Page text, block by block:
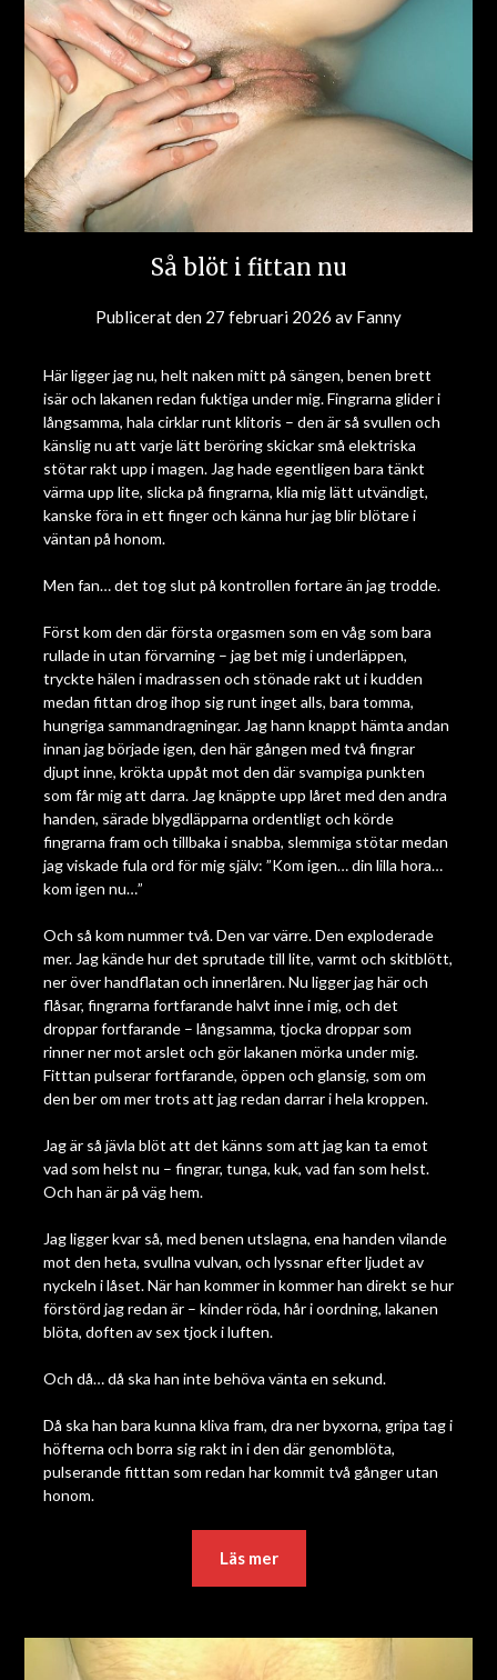
Så blöt i fittan nu
Publicerat den 27 februari 2026 av Fanny
Här ligger jag nu, helt naken mitt på sängen, benen brett
isär och lakanen redan fuktiga under mig. Fingrarna glider i
långsamma, hala cirklar runt klitoris – den är så svullen och
känslig nu att varje lätt beröring skickar små elektriska
stötar rakt upp i magen. Jag hade egentligen bara tänkt
värma upp lite, slicka på fingrarna, klia mig lätt utvändigt,
kanske föra in ett finger och känna hur jag blir blötare i
väntan på honom.
Men fan… det tog slut på kontrollen fortare än jag trodde.
Först kom den där första orgasmen som en våg som bara
rullade in utan förvarning – jag bet mig i underläppen,
tryckte hälen i madrassen och stönade rakt ut i kudden
medan fittan drog ihop sig runt inget alls, bara tomma,
hungriga sammandragningar. Jag hann knappt hämta andan
innan jag började igen, den här gången med två fingrar
djupt inne, krökta uppåt mot den där svampiga punkten
som får mig att darra. Jag knäppte upp låret med den andra
handen, särade blygdläpparna ordentligt och körde
fingrarna fram och tillbaka i snabba, slemmiga stötar medan
jag viskade fula ord för mig själv: ”Kom igen… din lilla hora…
kom igen nu…”
Och så kom nummer två. Den var värre. Den exploderade
mer. Jag kände hur det sprutade till lite, varmt och skitblött,
ner över handflatan och innerlåren. Nu ligger jag här och
flåsar, fingrarna fortfarande halvt inne i mig, och det
droppar fortfarande – långsamma, tjocka droppar som
rinner ner mot arslet och gör lakanen mörka under mig.
Fitttan pulserar fortfarande, öppen och glansig, som om
den ber om mer trots att jag redan darrar i hela kroppen.
Jag är så jävla blöt att det känns som att jag kan ta emot
vad som helst nu – fingrar, tunga, kuk, vad fan som helst.
Och han är på väg hem.
Jag ligger kvar så, med benen utslagna, ena handen vilande
mot den heta, svullna vulvan, och lyssnar efter ljudet av
nyckeln i låset. När han kommer in kommer han direkt se hur
förstörd jag redan är – kinder röda, hår i oordning, lakanen
blöta, doften av sex tjock i luften.
Och då… då ska han inte behöva vänta en sekund.
Då ska han bara kunna kliva fram, dra ner byxorna, gripa tag i
höfterna och borra sig rakt in i den där genomblöta,
pulserande fitttan som redan har kommit två gånger utan
honom.
Läs mer